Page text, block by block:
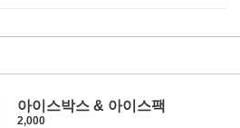
아이스박스 & 아이스팩
2,000